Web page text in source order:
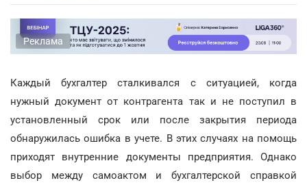
Реклама
Каждый бухгалтер сталкивался с ситуацией, когда
нужный документ от контрагента так и не поступил в
установленный срок или после закрытия периода
обнаружилась ошибка в учете. В этих случаях на помощь
приходят внутренние документы предприятия. Однако
выбор между самоактом и бухгалтерской справкой